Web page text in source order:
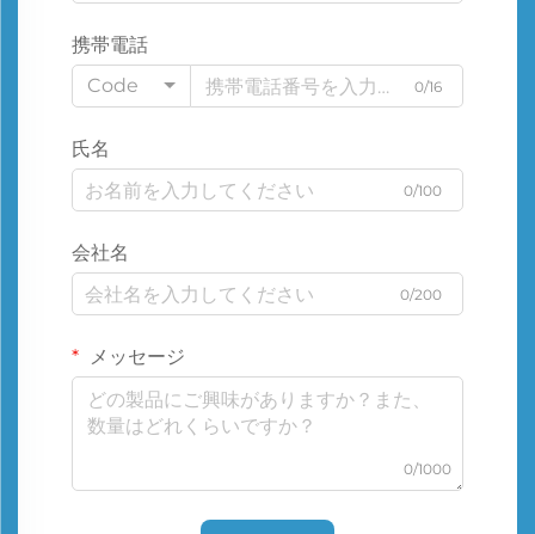
携帯電話
Code
0/16
氏名
0/100
会社名
0/200
メッセージ
0/1000